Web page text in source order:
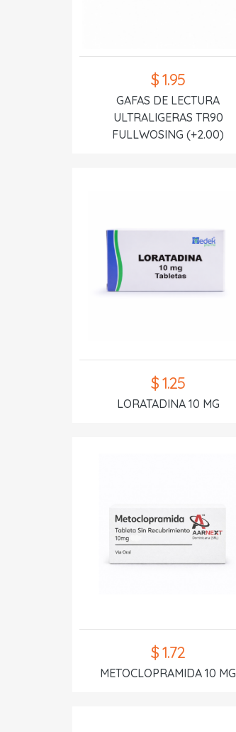
$ 1.95
GAFAS DE LECTURA
ULTRALIGERAS TR90
FULLWOSING (+2.00)
$ 1.25
LORATADINA 10 MG
$ 1.72
METOCLOPRAMIDA 10 MG